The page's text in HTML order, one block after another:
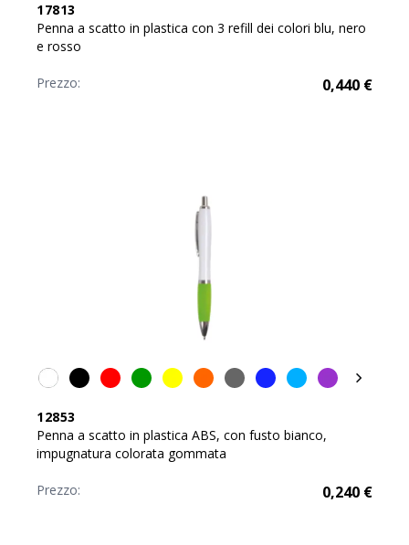
17813
Penna a scatto in plastica con 3 refill dei colori blu, nero
e rosso
Prezzo: 0,440 €
12853
Penna a scatto in plastica ABS, con fusto bianco,
impugnatura colorata gommata
Prezzo: 0,240 €